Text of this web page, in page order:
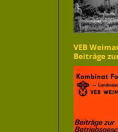
VEB
Beiträge